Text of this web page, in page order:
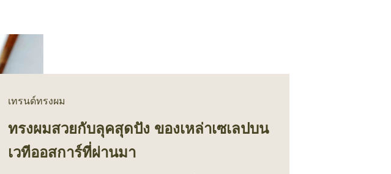
เทรนด์ทรงผม
ทรงผมสวยกับลุคสุดปัง ของเหล่าเซเลปบน
เวทีออสการ์ที่ผ่านมา